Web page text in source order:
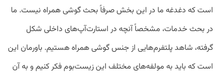
است که دغدغه ما در این بخش صرفاً بحث گوشی همراه نیست. ما
در بحث خدمات، مشخصاً آنچه در استارت‌آپ‌های داخلی شکل
گرفته، شاهد پلتفرم‌هایی از جنس گوشی همراه هستیم. باورمان این
است که باید به مولفه‌های مختلف این زیست‌بوم فکر کنیم و به آن